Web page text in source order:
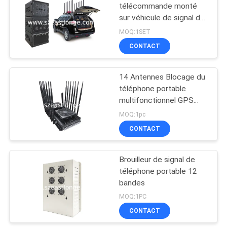
télécommande monté
sur véhicule de signal de
téléphone portable de
GSM 3G 4G LTE 5G WIFI
GPS
MOQ:1SET
CONTACT
14 Antennes Blocage du
téléphone portable
multifonctionnel GPS
Interférence VHF UHF 5-
80m
MOQ:1pc
CONTACT
Brouilleur de signal de
téléphone portable 12
bandes
MOQ:1PC
CONTACT